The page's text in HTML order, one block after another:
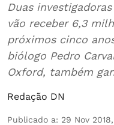
Duas
vão receber 6,3
próximos cinco
biólogo Pedro
Oxford, também
Redação DN
Publicado a: 29 Nov